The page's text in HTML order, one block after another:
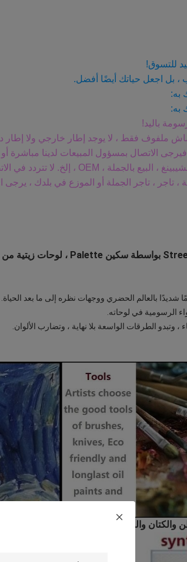
للتسوق!
، بل اجعل حياتك أيضًا أفضل.
به:
به:
الاتصال بمسؤول المبيعات لدينا مباشرة
، تاجر ، تاجر الجملة أو الموزع في بلدك ،
والصناعية لاختياراتك